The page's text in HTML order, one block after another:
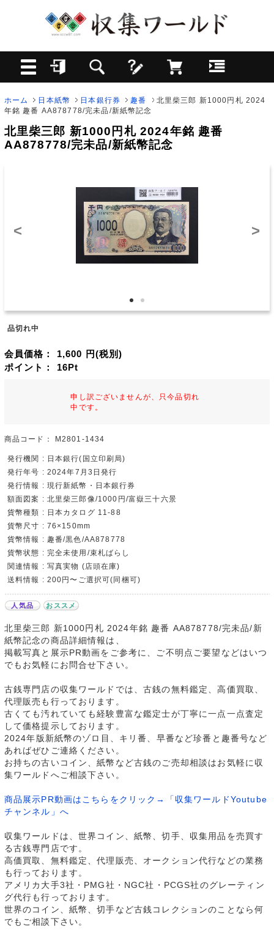
ホーム 日本紙幣 日本銀行券 趣番
北里柴三郎 新1000円札 2024
年銘 趣番 AA878778/完未品/新紙幣記念
北里柴三郎 新1000円札 2024年銘 趣番
AA878778/完未品/新紙幣記念
< >
品切れ中
会員価格： 1,600 円(税別)
ポイント： 16Pt
申し訳ございませんが、只今品切れ
中です。
商品コード： M2801-1434
発行機関 : 日本銀行(国立印刷局)
発行年号 : 2024年7月3日発行
発行情報 : 現行新紙幣・日本銀行券
額面図案 : 北里柴三郎像/1000円/富嶽三十六景
貨幣種類 : 日本カタログ 11-88
貨幣尺寸 : 76×150mm
貨幣情報 : 趣番/黒色/AA878778
貨幣状態 : 完全未使用/束札ばらし
関連情報 : 写真実物 (店頭在庫)
送料情報 : 200円〜ご選択可(同梱可)
人気品 おススメ
北里柴三郎 新1000円札 2024年銘 趣番 AA878778/完未品/新
紙幣記念の商品詳細情報は、
掲載写真と展示PR動画をご参考に、ご不明点ご要望などはいつ
でもお気軽にお問合せ下さい。
古銭専門店の収集ワールドでは、古銭の無料鑑定、高価買取、
代理販売も行っております。
古くても汚れていても経験豊富な鑑定士が丁寧に一点一点査定
して価格提示しております。
2024年版新紙幣のゾロ目、キリ番、早番など珍番と趣番号など
あればぜひご連絡ください。
お持ちの古いコイン、紙幣など古銭のご売却相談はお気軽に収
集ワールドへご相談下さい。
商品展示PR動画はこちらをクリック→「収集ワールドYoutube
チャンネル」へ
収集ワールドは、世界コイン、紙幣、切手、収集用品を売買す
る古銭専門店です。
高価買取、無料鑑定、代理販売、オークション代行などの業務
も行っております。
アメリカ大手3社・PMG社・NGC社・PCGS社のグレーティン
グ代行も行っております。
世界のコイン、紙幣、切手など古銭コレクションのことなら何
でもご相談下さい。